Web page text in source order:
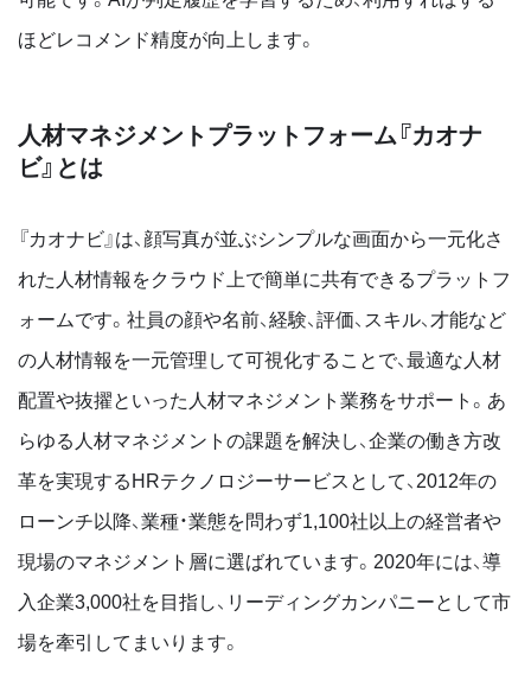
ほどレコメンド精度が向上します。
人材マネジメントプラットフォーム『カオナ
ビ』とは
『カオナビ』は、顔写真が並ぶシンプルな画面から一元化さ
れた人材情報をクラウド上で簡単に共有できるプラットフ
ォームです。社員の顔や名前、経験、評価、スキル、才能など
の人材情報を一元管理して可視化することで、最適な人材
配置や抜擢といった人材マネジメント業務をサポート。あ
らゆる人材マネジメントの課題を解決し、企業の働き方改
革を実現するHRテクノロジーサービスとして、2012年の
ローンチ以降、業種・業態を問わず1,100社以上の経営者や
現場のマネジメント層に選ばれています。2020年には、導
入企業3,000社を目指し、リーディングカンパニーとして市
場を牽引してまいります。